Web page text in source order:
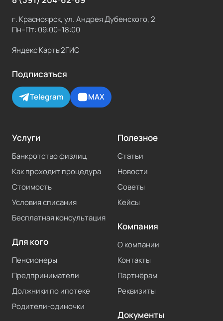
г. Красноярск, ул. Андрея Дубенского, 2
Пн–Пт: 09:00–18:00
Яндекс Карты2ГИС
Подписаться
Telegram MAX
Услуги
Банкротство физлиц
Как проходит процедура
Стоимость
Условия списания
Бесплатная консультация
Для кого
Пенсионеры
Предприниматели
Должники по ипотеке
Родители-одиночки
Полезное
Статьи
Новости
Советы
Кейсы
Компания
О компании
Контакты
Партнёрам
Реквизиты
Документы